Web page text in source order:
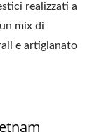
realizzati a
mix di
e artigianato